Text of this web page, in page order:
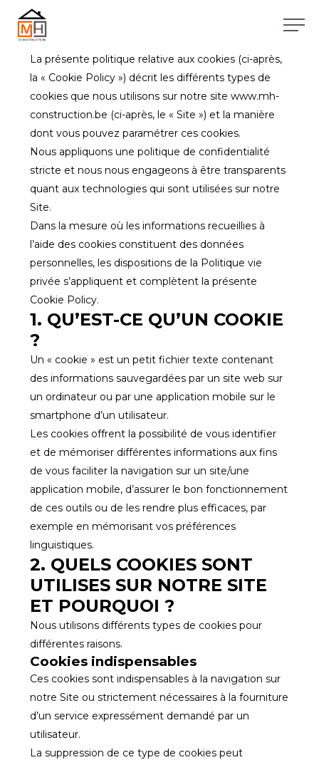
La présente politique relative aux cookies (ci-après,
la « Cookie Policy ») décrit les différents types de
cookies que nous utilisons sur notre site www.mh-
construction.be (ci-après, le « Site ») et la manière
dont vous pouvez paramétrer ces cookies.
Nous appliquons une politique de confidentialité
stricte et nous nous engageons à être transparents
quant aux technologies qui sont utilisées sur notre
Site.
Dans la mesure où les informations recueillies à
l’aide des cookies constituent des données
personnelles, les dispositions de la Politique vie
privée s’appliquent et complètent la présente
Cookie Policy.
1. QU’EST-CE QU’UN COOKIE
?
Un « cookie » est un petit fichier texte contenant
des informations sauvegardées par un site web sur
un ordinateur ou par une application mobile sur le
smartphone d’un utilisateur.
Les cookies offrent la possibilité de vous identifier
et de mémoriser différentes informations aux fins
de vous faciliter la navigation sur un site/une
application mobile, d’assurer le bon fonctionnement
de ces outils ou de les rendre plus efficaces, par
exemple en mémorisant vos préférences
linguistiques.
2. QUELS COOKIES SONT
UTILISES SUR NOTRE SITE
ET POURQUOI ?
Nous utilisons différents types de cookies pour
différentes raisons.
Cookies indispensables
Ces cookies sont indispensables à la navigation sur
notre Site ou strictement nécessaires à la fourniture
d’un service expressément demandé par un
utilisateur.
La suppression de ce type de cookies peut